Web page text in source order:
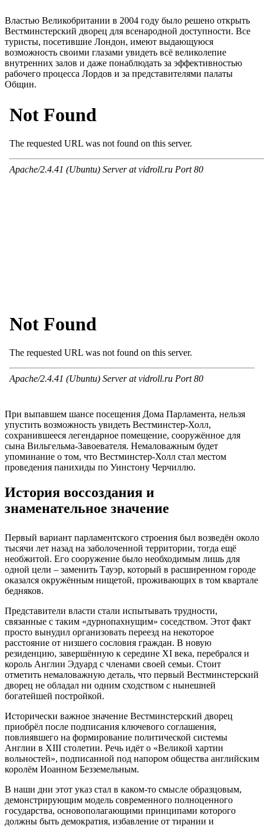
Властью Великобритании в 2004 году было решено открыть
Вестминстерский дворец для всенародной доступности. Все
туристы, посетившие Лондон, имеют выдающуюся
возможность своими глазами увидеть всё великолепие
внутренних залов и даже понаблюдать за эффективностью
рабочего процесса Лордов и за представителями палаты
Общин.
При выпавшем шансе посещения Дома Парламента, нельзя
упустить возможность увидеть Вестминстер-Холл,
сохранившееся легендарное помещение, сооружённое для
сына Вильгельма-Завоевателя. Немаловажным будет
упоминание о том, что Вестминстер-Холл стал местом
проведения панихиды по Уинстону Черчиллю.
История воссоздания и
знаменательное значение
Первый вариант парламентского строения был возведён около
тысячи лет назад на заболоченной территории, тогда ещё
необжитой. Его сооружение было необходимым лишь для
одной цели – заменить Тауэр, который в расширенном городе
оказался окружённым нищетой, проживающих в том квартале
бедняков.
Представители власти стали испытывать трудности,
связанные с таким «дурнопахнущим» соседством. Этот факт
просто вынудил организовать переезд на некоторое
расстояние от низшего сословия граждан. В новую
резиденцию, завершённую к середине ХI века, перебрался и
король Англии Эдуард с членами своей семьи. Стоит
отметить немаловажную деталь, что первый Вестминстерский
дворец не обладал ни одним сходством с нынешней
богатейшей постройкой.
Исторически важное значение Вестминстерский дворец
приобрёл после подписания ключевого соглашения,
повлиявшего на формирование политической системы
Англии в ХIII столетии. Речь идёт о «Великой хартии
вольностей», подписанной под напором общества английским
королём Иоанном Безземельным.
В наши дни этот указ стал в каком-то смысле образцовым,
демонстрирующим модель современного полноценного
государства, основополагающими принципами которого
должны быть демократия, избавление от тирании и